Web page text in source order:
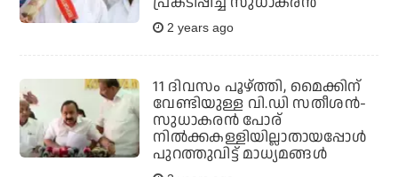
2 years ago
11 ദിവസം പൂഴ്ത്തി, മൈക്കിന്
വേണ്ടിയുള്ള വി.ഡി സതീശന്‍-
സുധാകരന്‍ പോര്
നില്‍ക്കകള്ളിയില്ലാതായപ്പോള്‍
പുറത്തുവിട്ട് മാധ്യമങ്ങള്‍